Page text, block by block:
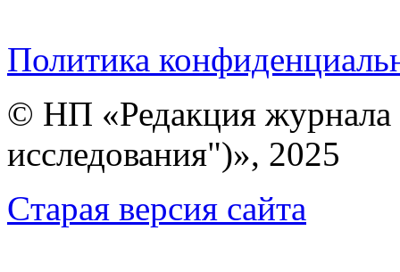
Политика
© НП «Редакция
исследования")», 2025
Cтарая версия сайта